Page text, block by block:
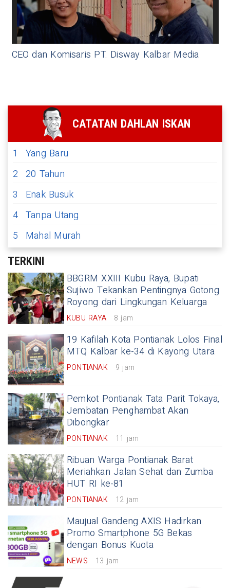
CEO dan Komisaris PT. Disway Kalbar Media
CATATAN DAHLAN ISKAN
1
Yang Baru
2 20 Tahun
3
Enak Busuk
4 Tanpa Utang
5
Mahal Murah
TERKINI
BBGRM XXIII Kubu Raya, Bupati
Sujiwo Tekankan Pentingnya Gotong
Royong dari Lingkungan Keluarga
KUBU RAYA 8 jam
19 Kafilah Kota Pontianak Lolos Final
MTQ Kalbar ke-34 di Kayong Utara
PONTIANAK 9 jam
Pemkot Pontianak Tata Parit Tokaya,
Jembatan Penghambat Akan
Dibongkar
PONTIANAK 11 jam
Ribuan Warga Pontianak Barat
Meriahkan Jalan Sehat dan Zumba
HUT RI ke-81
PONTIANAK 12 jam
Maujual Gandeng AXIS Hadirkan
Promo Smartphone 5G Bekas
dengan Bonus Kuota
NEWS 13 jam